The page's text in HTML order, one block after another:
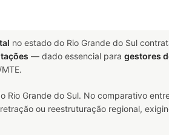
no estado do Rio Grande do Sul
— dado essencial para gestores
Rio Grande do Sul. No comparativo
ou reestruturação regional,